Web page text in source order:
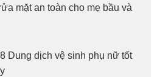
mặt an toàn cho mẹ bầu và
Dung dịch vệ sinh phụ nữ tốt